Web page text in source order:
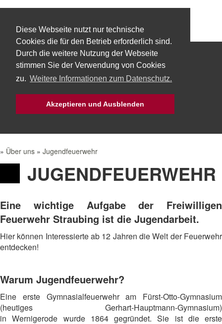
Diese Webseite nutzt nur technische
Cookies die für den Betrieb erforderlich sind.
Durch die weitere Nutzung der Webseite
stimmen Sie der Verwendung von Cookies
zu. Weitere Informationen zum Datenschutz.
Akzeptieren und Ausblenden
Start Über uns Fachbereiche
» Über uns » Jugendfeuerwehr
JUGENDFEUERWEHR
Eine wichtige Aufgabe der Freiwilligen
Feuerwehr Straubing ist die Jugendarbeit.
Hier können Interessierte ab 12 Jahren die Welt der Feuerwehr
entdecken!
Warum Jugendfeuerwehr?
Eine erste Gymnasialfeuerwehr am Fürst-Otto-Gymnasium
(heutiges Gerhart-Hauptmann-Gymnasium)
in Wernigerode wurde 1864 gegründet. Sie ist die erste